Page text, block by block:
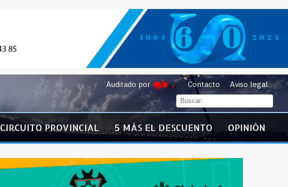
Auditado por Contacto Aviso legal
CIRCUITO PROVINCIAL 5 MÁS EL DESCUENTO OPINIÓN